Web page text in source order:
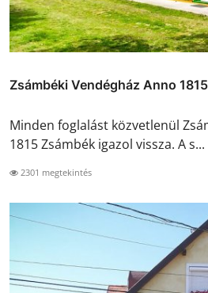
Zsámbéki Vendégház Anno
Minden foglalást közvetlenül
1815 Zsámbék igazol vissza. A s...
2301 megtekintés